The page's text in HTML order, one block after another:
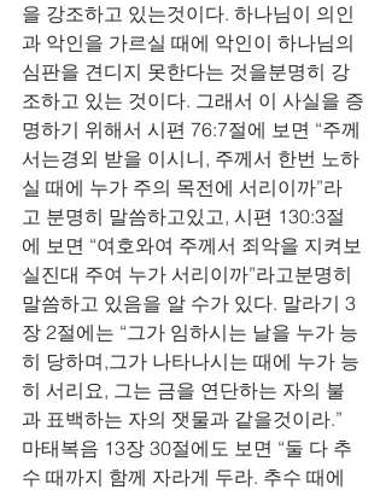
을 강조하고 있는것이다. 하나님이 의인
과 악인을 가르실 때에 악인이 하나님의
심판을 견디지 못한다는 것을분명히 강
조하고 있는 것이다. 그래서 이 사실을 증
명하기 위해서 시편 76:7절에 보면 “주께
서는경외 받을 이시니, 주께서 한번 노하
실 때에 누가 주의 목전에 서리이까”라
고 분명히 말씀하고있고, 시편 130:3절
에 보면 “여호와여 주께서 죄악을 지켜보
실진대 주여 누가 서리이까”라고분명히
말씀하고 있음을 알 수가 있다. 말라기 3
장 2절에는 “그가 임하시는 날을 누가 능
히 당하며,그가 나타나시는 때에 누가 능
히 서리요, 그는 금을 연단하는 자의 불
과 표백하는 자의 잿물과 같을것이라.”
마태복음 13장 30절에도 보면 “둘 다 추
수 때까지 함께 자라게 두라. 추수 때에